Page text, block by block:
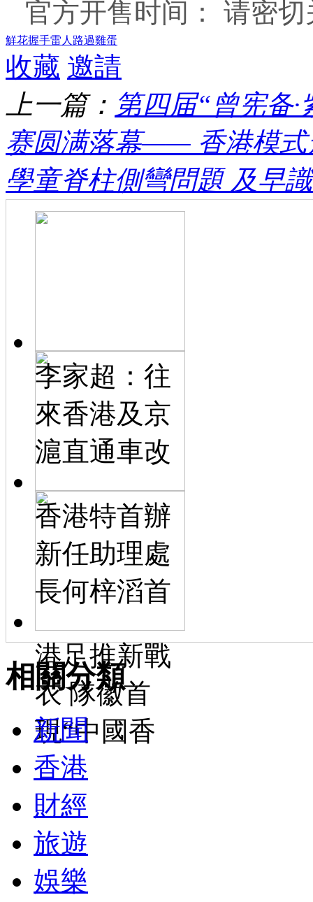
官方开售时间： 请密
鮮花握手雷人 路過雞蛋
收藏 邀請
上一篇： 第四届“曾宪备
赛圆满落幕—— 香港模式
學童脊柱側彎問題 及早
李家超：往
來香港及京
滬直通車改
香港特首辦
新任助理處
長何梓滔首
港足推新戰
衣 隊徽首
現“中國香
相關分類
新聞
香港
財經
旅遊
娛樂